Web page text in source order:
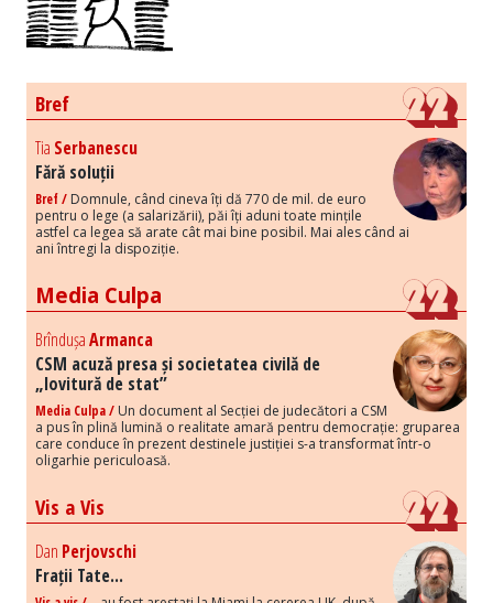
Bref
Tia Serbanescu
Fără soluții
Bref / Domnule, când cineva îți dă 770 de mil. de euro
pentru o lege (a salarizării), păi îți aduni toate mințile
astfel ca legea să arate cât mai bine posibil. Mai ales când ai
ani întregi la dispoziție.
Media Culpa
BrîndușaArmanca
CSM acuză presa și societatea civilă de
„lovitură de stat”
Media Culpa / Un document al Secției de judecători a CSM
a pus în plină lumină o realitate amară pentru democrație: gruparea
care conduce în prezent destinele justiției s-a transformat într-o
oligarhie periculoasă.
Vis a Vis
Dan Perjovschi
Frații Tate...